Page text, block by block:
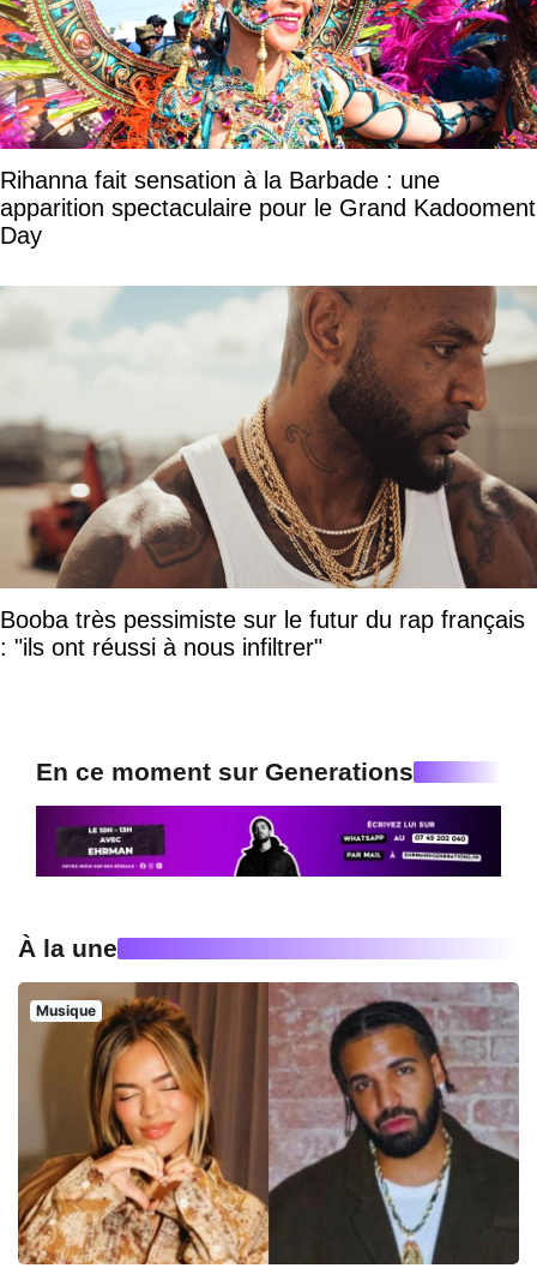
Rihanna fait sensation à la Barbade : une
apparition spectaculaire pour le Grand Kadooment
Day
Booba très pessimiste sur le futur du rap français
: "ils ont réussi à nous infiltrer"
En ce moment sur Generations
À la une
Musique